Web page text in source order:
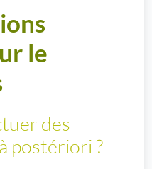
le
des
postériori ?